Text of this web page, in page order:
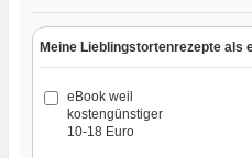
Meine Lieblingstortenrezepte als
eBook weil
kostengünstiger
10-18 Euro